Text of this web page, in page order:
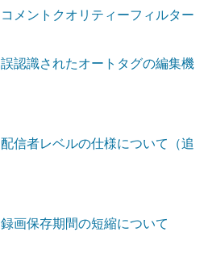
コメントクオリティーフィルター
誤認識されたオートタグの編集機
配信者レベルの仕様について（追
録画保存期間の短縮について